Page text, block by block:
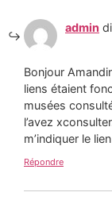
admin
Bonjour
liens étaient
musées
l’avez
m’indiquer le
Répondre